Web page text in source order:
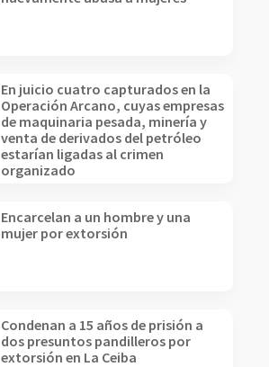
En juicio cuatro capturados en la
Operación Arcano, cuyas empresas
de maquinaria pesada, minería y
venta de derivados del petróleo
estarían ligadas al crimen
organizado
Encarcelan a un hombre y una
mujer por extorsión
Condenan a 15 años de prisión a
dos presuntos pandilleros por
extorsión en La Ceiba